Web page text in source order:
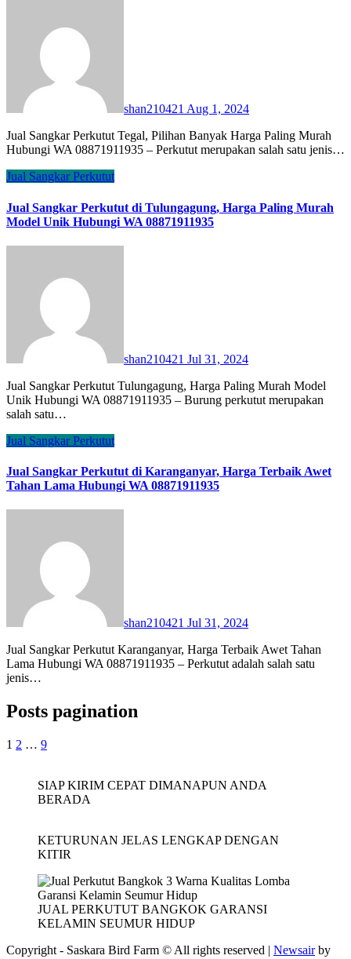
shan210421 Aug 1, 2024
Jual Sangkar Perkutut Tegal, Pilihan Banyak Harga Paling Murah
Hubungi WA 08871911935 – Perkutut merupakan salah satu jenis…
Jual Sangkar Perkutut
Jual Sangkar Perkutut di Tulungagung, Harga Paling Murah
Model Unik Hubungi WA 08871911935
shan210421 Jul 31, 2024
Jual Sangkar Perkutut Tulungagung, Harga Paling Murah Model
Unik Hubungi WA 08871911935 – Burung perkutut merupakan
salah satu…
Jual Sangkar Perkutut
Jual Sangkar Perkutut di Karanganyar, Harga Terbaik Awet
Tahan Lama Hubungi WA 08871911935
shan210421 Jul 31, 2024
Jual Sangkar Perkutut Karanganyar, Harga Terbaik Awet Tahan
Lama Hubungi WA 08871911935 – Perkutut adalah salah satu
jenis…
Posts pagination
1 2 … 9
SIAP KIRIM CEPAT DIMANAPUN ANDA
BERADA
KETURUNAN JELAS LENGKAP DENGAN
KITIR
JUAL PERKUTUT BANGKOK GARANSI
KELAMIN SEUMUR HIDUP
Copyright - Saskara Bird Farm © All rights reserved | Newsairby